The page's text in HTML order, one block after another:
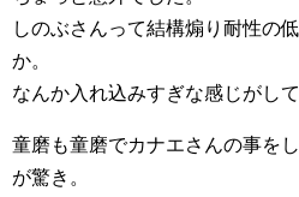
しのぶさんって結構煽り耐性の
か。
なんか入れ込みすぎな感じがし
童磨も童磨でカナエさんの事を
が驚き。